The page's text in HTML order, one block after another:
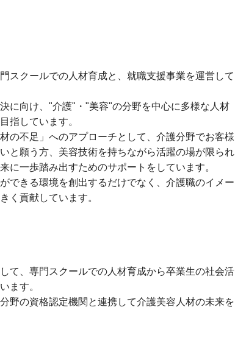
スクールでの人材育成と、就職支援事業を運営して
に向け、"介護"・"美容"の分野を中心に多様な人材
指しています。
の不足」へのアプローチとして、介護分野でお客様
と願う方、美容技術を持ちながら活躍の場が限られ
に一歩踏み出すためのサポートをしています。
できる環境を創出するだけでなく、介護職のイメー
く貢献しています。
て、専門スクールでの人材育成から卒業生の社会活
ます。
野の資格認定機関と連携して介護美容人材の未来を